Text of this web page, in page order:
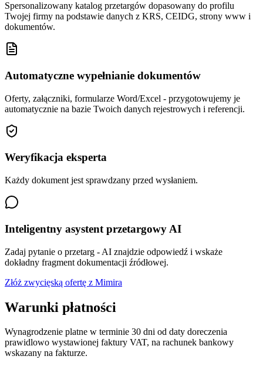
Spersonalizowany katalog przetargów dopasowany do profilu
Twojej firmy na podstawie danych z KRS, CEIDG, strony www i
dokumentów.
Automatyczne wypełnianie dokumentów
Oferty, załączniki, formularze Word/Excel - przygotowujemy je
automatycznie na bazie Twoich danych rejestrowych i referencji.
Weryfikacja eksperta
Każdy dokument jest sprawdzany przed wysłaniem.
Inteligentny asystent przetargowy AI
Zadaj pytanie o przetarg - AI znajdzie odpowiedź i wskaże
dokładny fragment dokumentacji źródłowej.
Złóż zwycięską ofertę z Mimira
Warunki płatności
Wynagrodzenie platne w terminie 30 dni od daty doreczenia
prawidlowo wystawionej faktury VAT, na rachunek bankowy
wskazany na fakturze.